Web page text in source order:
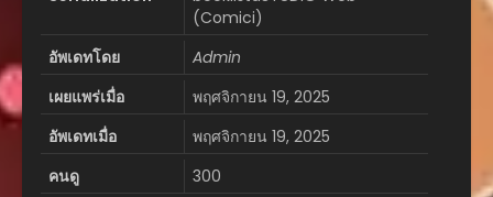
(Comici)
อัพเดทโดย
Admin
เผยแพร่เมื่อ
พฤศจิกายน 19, 2025
อัพเดทเมื่อ
พฤศจิกายน 19, 2025
คนดู
300